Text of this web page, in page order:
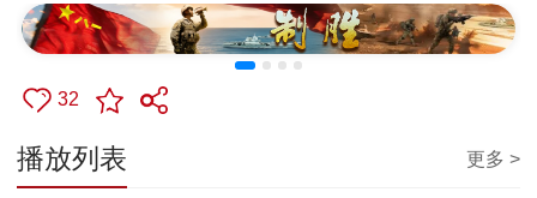
32
播放列表 更多 >